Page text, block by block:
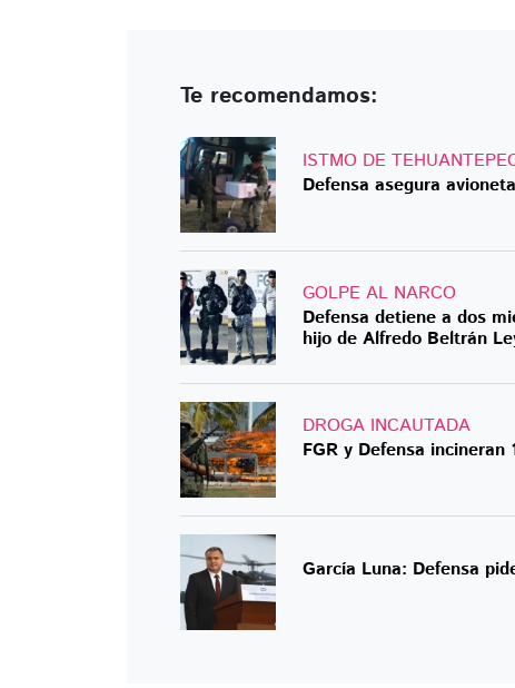
Te recomendamos:
ISTMO DE
Defensa asegura
GOLPE AL NARCO
Defensa detiene a dos
hijo de Alfredo Beltrán
DROGA INCAUTADA
FGR y Defensa
García Luna: Defensa